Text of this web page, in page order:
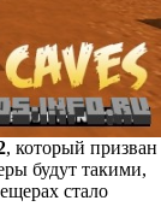
, который призван
будут такими,
стало